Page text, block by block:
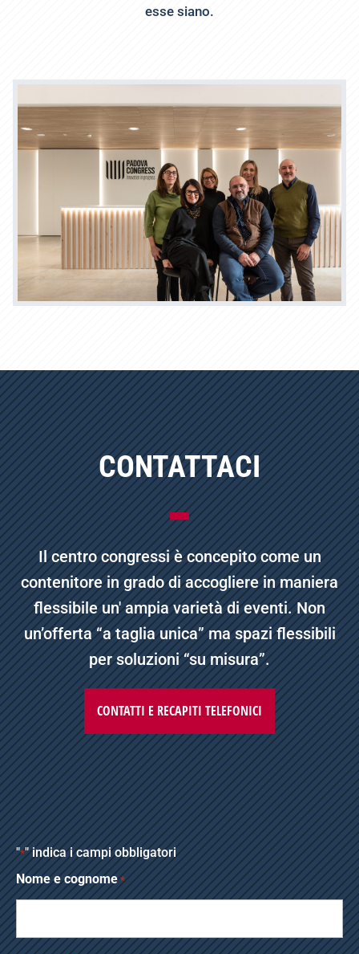
esse siano.
CONTATTACI
Il centro congressi è concepito come un
contenitore in grado di accogliere in maniera
flessibile un' ampia varietà di eventi. Non
un’offerta “a taglia unica” ma spazi flessibili
per soluzioni “su misura”.
CONTATTI E RECAPITI TELEFONICI
"*" indica i campi obbligatori
Nome e cognome *